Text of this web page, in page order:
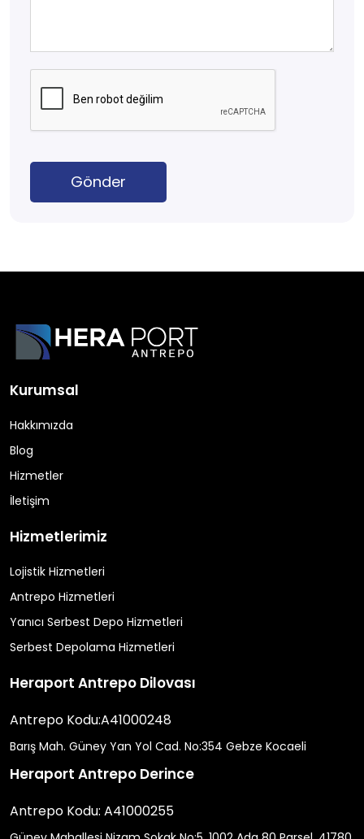
Gönder
Kurumsal
Hakkımızda
Blog
Hizmetler
İletişim
Hizmetlerimiz
Lojistik Hizmetleri
Antrepo Hizmetleri
Yanıcı Serbest Depo Hizmetleri
Serbest Depolama Hizmetleri
Heraport Antrepo Dilovası
Antrepo Kodu:A41000248
Barış Mah. Güney Yan Yol Cad. No:354 Gebze Kocaeli
Heraport Antrepo Derince
Antrepo Kodu: A41000255